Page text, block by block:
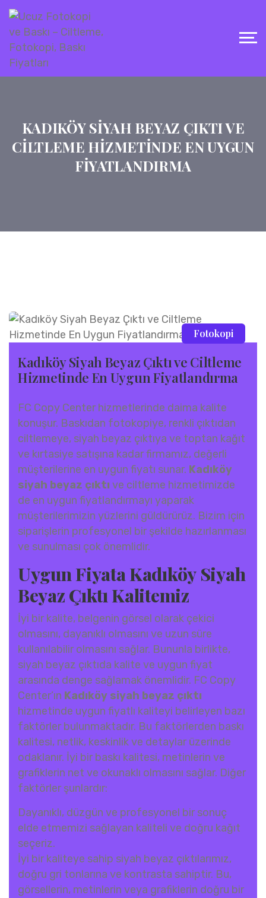
KADIKÖY SIYAH BEYAZ ÇIKTI VE
CILTLEME HIZMETINDE EN UYGUN
FIYATLANDIRMA
Fotokopi
Kadıköy Siyah Beyaz Çıktı ve Ciltleme
Hizmetinde En Uygun Fiyatlandırma
FC Copy Center hizmetlerinde daima kalite
konuşur. Baskıdan fotokopiye, renkli çıktıdan
ciltlemeye, siyah beyaz çıktıya ve toptan kağıt
ve kırtasiye satışına kadar firmamız, değerli
müşterilerine en uygun fiyatı sunar. Kadıköy
siyah beyaz çıktı ve ciltleme hizmetimizde
de en uygun fiyatlandırmayı yaparak
müşterilerimizin yüzlerini güldürürüz. Bizim için
siparişlerin profesyonel bir şekilde hazırlanması
ve sunulması çok önemlidir.
Uygun Fiyata Kadıköy Siyah
Beyaz Çıktı Kalitemiz
İyi bir kalite, belgenin görsel olarak çekici
olmasını, dayanıklı olmasını ve uzun süre
kullanılabilir olmasını sağlar. Bununla birlikte,
siyah beyaz çıktıda kalite ve uygun fiyat
arasında denge sağlamak önemlidir. FC Copy
Center’ın Kadıköy siyah beyaz çıktı
hizmetinde uygun fiyatlı kaliteyi belirleyen bazı
faktörler bulunmaktadır. Bu faktörlerden baskı
kalitesi, netlik, keskinlik ve detaylar üzerinde
odaklanır. İyi bir baskı kalitesi, metinlerin ve
grafiklerin net ve okunaklı olmasını sağlar. Diğer
faktörler şunlardır:
Dayanıklı, düzgün ve profesyonel bir sonuç
elde etmemizi sağlayan kaliteli ve doğru kağıt
seçeriz.
İyi bir kaliteye sahip siyah beyaz çıktılarımız,
doğru gri tonlarına ve kontrasta sahiptir. Bu,
görsellerin, metinlerin veya grafiklerin doğru bir